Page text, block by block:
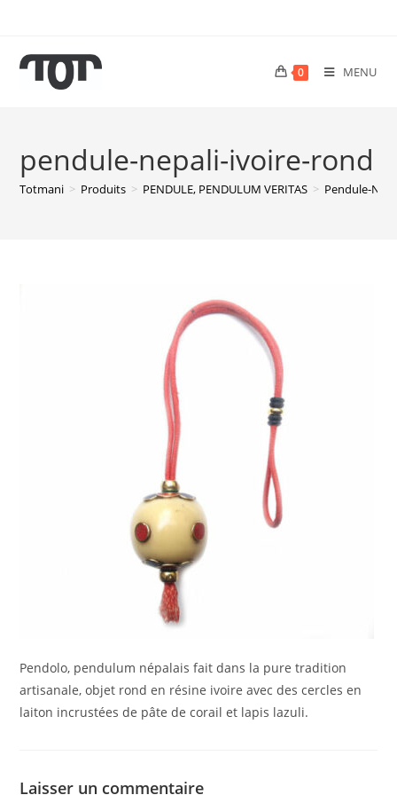
0 MENU
pendule-nepali-ivoire-rond
Totmani > Produits > PENDULE, PENDULUM VERITAS > Pendule-
Pendolo, pendulum népalais fait dans la pure tradition
artisanale, objet rond en résine ivoire avec des cercles en
laiton incrustées de pâte de corail et lapis lazuli.
Laisser un commentaire